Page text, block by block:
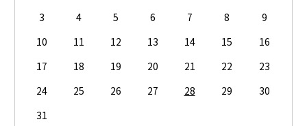
3
4 5 6 7 8
9
10
11 12 13 14 15
16
17
18 19 20 21 22
23
24
25 26 27 28 29
30
31